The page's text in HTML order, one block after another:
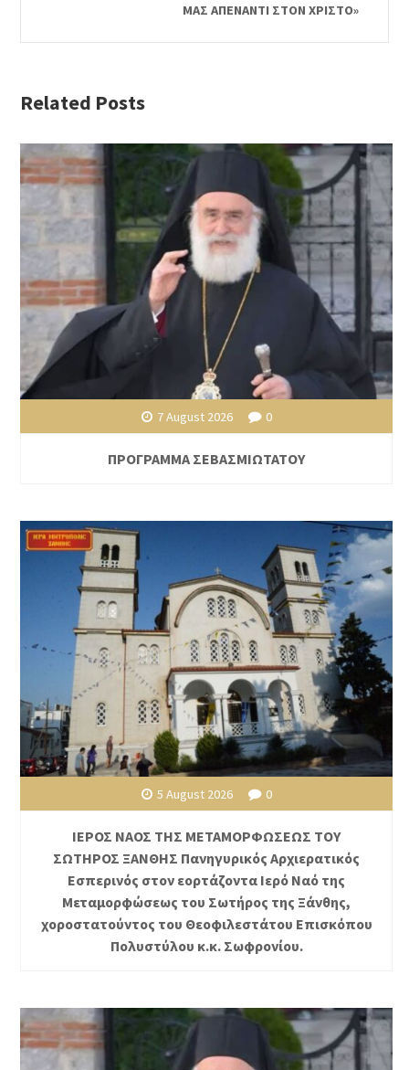
ΜΑΣ ΑΠΕΝΑΝΤΙ ΣΤΟΝ ΧΡΙΣΤΟ»
Related Posts
7 August 2026 0
ΠΡΟΓΡΑΜΜΑ ΣΕΒΑΣΜΙΩΤΑΤΟΥ
5 August 2026 0
ΙΕΡΟΣ ΝΑΟΣ ΤΗΣ ΜΕΤΑΜΟΡΦΩΣΕΩΣ ΤΟΥ
ΣΩΤΗΡΟΣ ΞΑΝΘΗΣ Πανηγυρικός Αρχιερατικός
Εσπερινός στον εορτάζοντα Ιερό Ναό της
Μεταμορφώσεως του Σωτήρος της Ξάνθης,
χοροστατούντος του Θεοφιλεστάτου Επισκόπου
Πολυστύλου κ.κ. Σωφρονίου.